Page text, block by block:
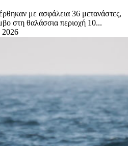
με ασφάλεια 36 μετανάστες,
στη θαλάσσια περιοχή 10...
2026